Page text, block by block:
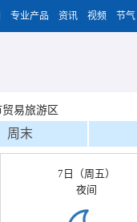
专业产品 资讯 视频 节气
易旅游区
周末
7日（周五）
夜间